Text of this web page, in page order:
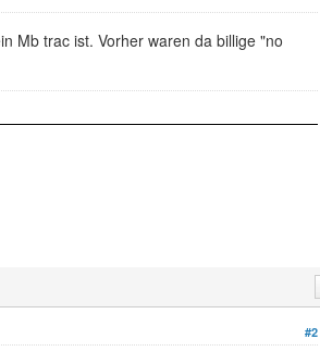
Mb trac ist. Vorher waren da billige "no
#2